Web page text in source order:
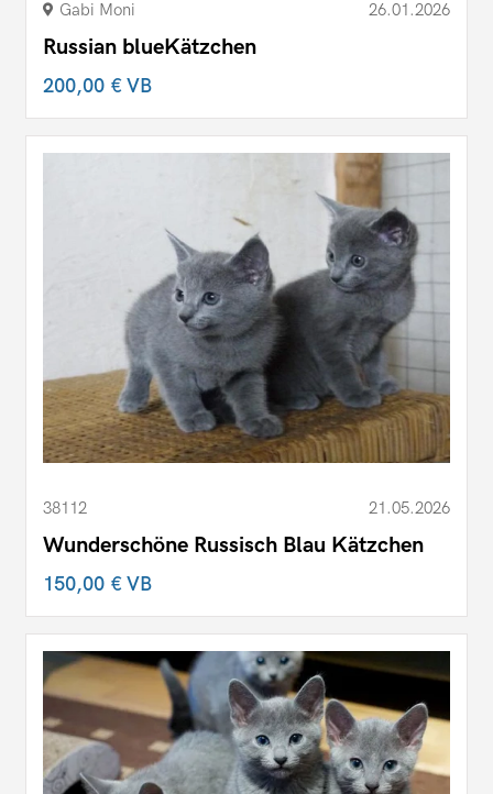
Gabi Moni 26.01.2026
Russian blueKätzchen
200,00 €VB
38112 21.05.2026
Wunderschöne Russisch Blau Kätzchen
150,00 €VB